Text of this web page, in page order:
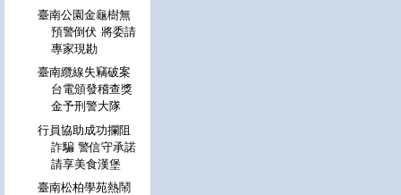
臺南公園金龜樹無
預警倒伏 將委請
專家現勘
臺南纜線失竊破案
台電頒發稽查獎
金予刑警大隊
行員協助成功攔阻
詐騙 警信守承諾
請享美食漢堡
臺南松柏學苑熱鬧